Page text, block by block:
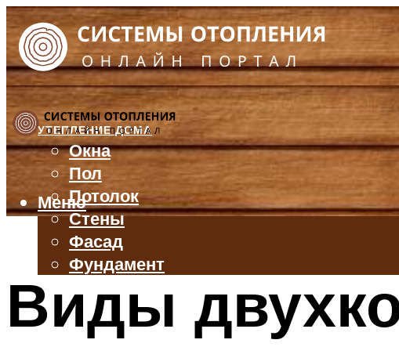
УТЕПЛЕНИЕ ДОМА
Окна
Пол
Потолок
Стены
Фасад
Фундамент
БАЛКОН И ЛОДЖИЯ
КРЫША
Меню
Виды